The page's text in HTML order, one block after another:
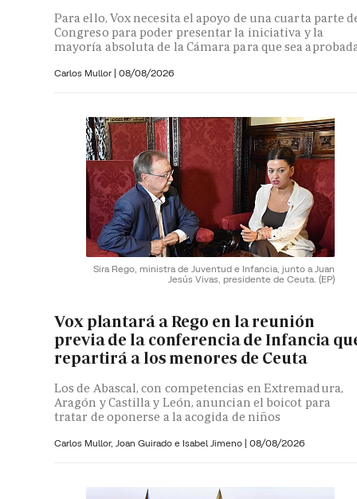
Para ello, Vox necesita el apoyo de una cuarta parte
Congreso para poder presentar la iniciativa y la
mayoría absoluta de la Cámara para que sea
Carlos Mullor | 08/08/2026
Sira Rego, ministra de Juventud e Infancia, junto a Juan
Jesús Vivas, presidente de Ceuta. (EP)
Vox plantará a Rego en la reunión
previa de la conferencia de Infancia
repartirá a los menores de Ceuta
Los de Abascal, con competencias en Extremadura,
Aragón y Castilla y León, anuncian el boicot para
tratar de oponerse a la acogida de niños
Carlos Mullor, Joan Guirado e Isabel Jimeno | 08/08/2026